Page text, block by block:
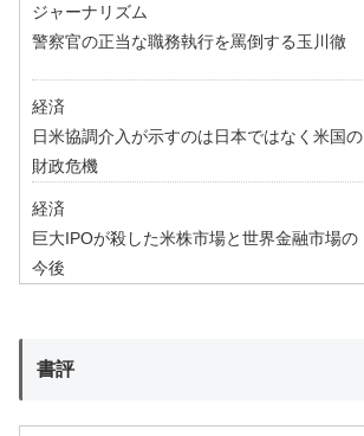
ジャーナリズム
警察官の正当な職務執行を罵倒する玉川徹
経済
日米協調介入が示すのは日本ではなく米国の
財政危機
経済
巨大IPOが殺した米株市場と世界金融市場の
今後
書評